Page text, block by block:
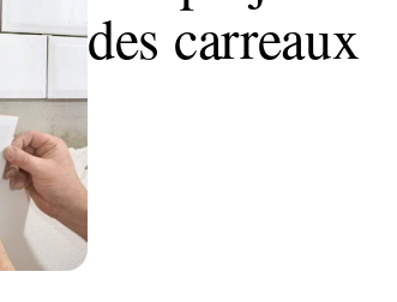
des carreaux